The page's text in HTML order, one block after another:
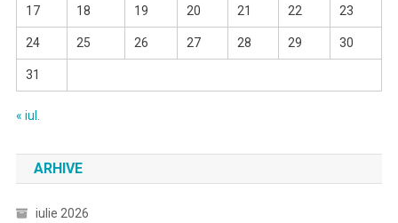
17 18 19 20 21 22 23
24 25 26 27 28 29 30
31
« iul.
ARHIVE
iulie 2026